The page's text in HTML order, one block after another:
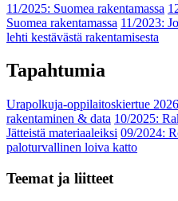
11/2025: Suomea rakentamassa
Suomea rakentamassa 11/2023:
lehti kestävästä rakentamisesta
Tapahtumia
Urapolkuja-oppilaitoskiertue
rakentaminen & data 10/2025:
Jätteistä materiaaleiksi 09/2024:
paloturvallinen loiva katto
Teemat ja liitteet